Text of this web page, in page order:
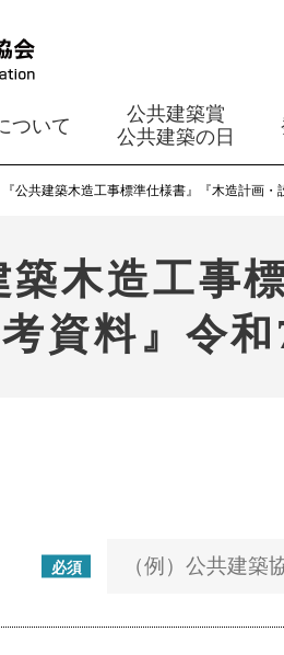
ついて
公共建築賞
公共建築の日
『公共建築木造工事標準仕様書』『木造計画
築木造工事
資料』令
必須